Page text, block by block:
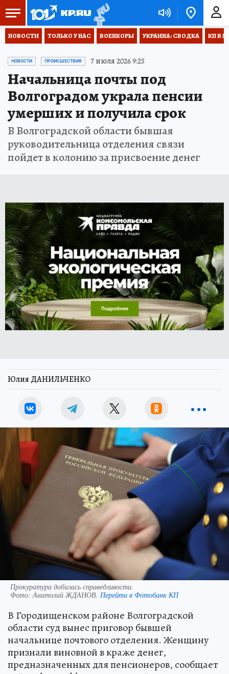
НОВОСТИ ТОЛЬКО У НАС ВОЕНКОРЫ УКРАИНА: СВОДКА КП В
НОВОСТИ ПРОИСШЕСТВИЯ 7 июля 2026 9:25
Начальница почты под
Волгоградом украла пенсии
умерших и получила срок
В Волгоградской области бывшая
руководительница отделения связи
пойдет в колонию за присвоение денег
Юлия ДАНИЛЬЧЕНКО
Прокуратура добилась справедливости.
Фото:Анатолий ЖДАНОВ. Перейти в Фотобанк КП
В Городищенском районе Волгоградской
области суд вынес приговор бывшей
начальнице почтового отделения. Женщину
признали виновной в краже денег,
предназначенных для пенсионеров, сообщает